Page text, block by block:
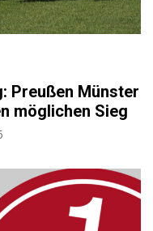
Preußen Münster
möglichen Sieg